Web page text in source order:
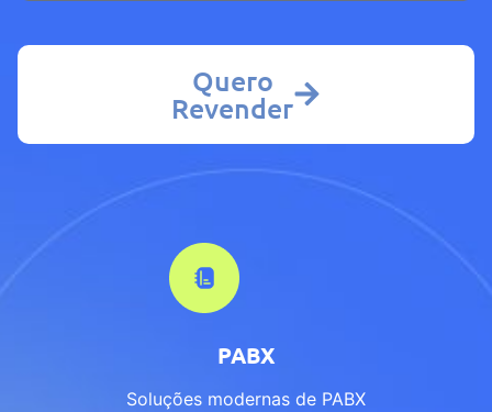
PABX
Soluções modernas de PABX
Quero
Revender